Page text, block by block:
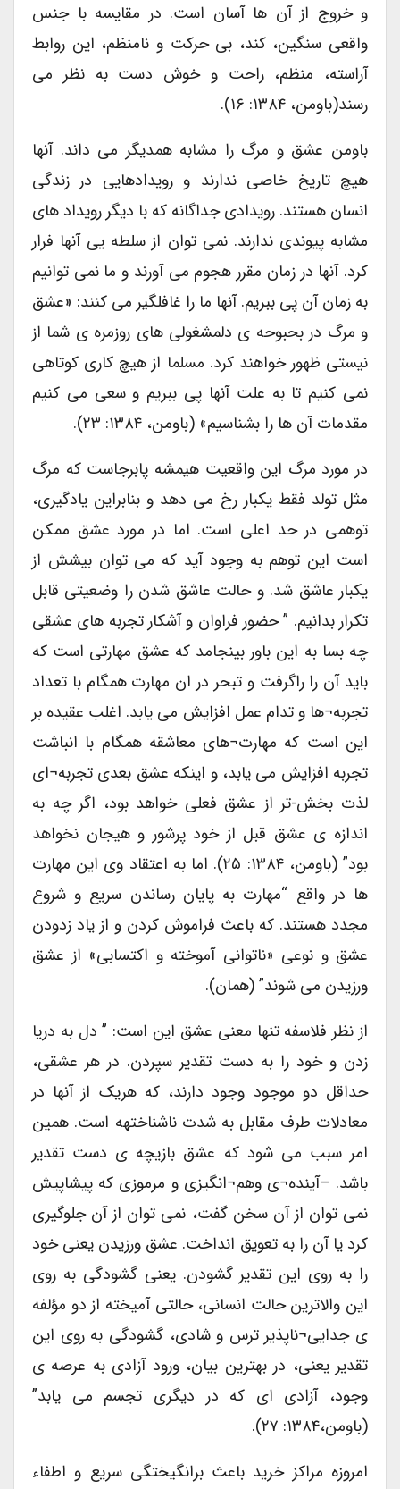
و خروج از آن ها آسان است. در مقایسه با جنس
واقعی سنگین، کند، بی حرکت و نامنظم، این روابط
آراسته، منظم، راحت و خوش دست به نظر می
رسند(باومن، ۱۳۸۴: ۱۶).
باومن عشق و مرگ را مشابه همدیگر می داند. آنها
هیچ تاریخ خاصی ندارند و رویدادهایی در زندگی
انسان هستند. رویدادی جداگانه که با دیگر رویداد های
مشابه پیوندی ندارند. نمی توان از سلطه یی آنها فرار
کرد. آنها در زمان مقرر هجوم می آورند و ما نمی توانیم
به زمان آن پی ببریم. آنها ما را غافلگیر می کنند: «عشق
و مرگ در بحبوحه ی دلمشغولی های روزمره ی شما از
نیستی ظهور خواهند کرد. مسلما از هیچ کاری کوتاهی
نمی کنیم تا به علت آنها پی ببریم و سعی می کنیم
مقدمات آن ها را بشناسیم» (باومن، ۱۳۸۴: ۲۳).
در مورد مرگ این واقعیت هیمشه پابرجاست که مرگ
مثل تولد فقط یکبار رخ می دهد و بنابراین یادگیری،
توهمی در حد اعلی است. اما در مورد عشق ممکن
است این توهم به وجود آید که می توان بیشش از
یکبار عاشق شد. و حالت عاشق شدن را وضعیتی قابل
تکرار بدانیم. ” حضور فراوان و آشکار تجربه های عشقی
چه بسا به این باور بینجامد که عشق مهارتی است که
باید آن را راگرفت و تبحر در ان مهارت همگام با تعداد
تجربه¬ها و تدام عمل افزایش می یابد. اغلب عقیده بر
این است که مهارت¬های معاشقه همگام با انباشت
تجربه افزایش می یابد، و اینکه عشق بعدی تجربه¬ای
لذت بخش-تر از عشق فعلی خواهد بود، اگر چه به
اندازه ی عشق قبل از خود پرشور و هیجان نخواهد
بود” (باومن، ۱۳۸۴: ۲۵). اما به اعتقاد وی این مهارت
ها در واقع “مهارت به پایان رساندن سریع و شروع
مجدد هستند. که باعث فراموش کردن و از یاد زدودن
عشق و نوعی «ناتوانی آموخته و اکتسابی» از عشق
ورزیدن می شوند” (همان).
از نظر فلاسفه تنها معنی عشق این است: ” دل به دریا
زدن و خود را به دست تقدیر سپردن. در هر عشقی،
حداقل دو موجود وجود دارند، که هریک از آنها در
معادلات طرف مقابل به شدت ناشناختهه است. همین
امر سبب می شود که عشق بازیچه ی دست تقدیر
باشد. –آینده¬ی وهم¬انگیزی و مرموزی که پیشاپیش
نمی توان از آن سخن گفت، نمی توان از آن جلوگیری
کرد یا آن را به تعویق انداخت. عشق ورزیدن یعنی خود
را به روی این تقدیر گشودن. یعنی گشودگی به روی
این والاترین حالت انسانی، حالتی آمیخته از دو مؤلفه
ی جدایی¬ناپذیر ترس و شادی، گشودگی به روی این
تقدیر یعنی، در بهترین بیان، ورود آزادی به عرصه ی
وجود، آزادی ای که در دیگری تجسم می یابد”
(باومن،۱۳۸۴: ۲۷).
امروزه مراکز خرید باعث برانگیختگی سریع و اطفاء